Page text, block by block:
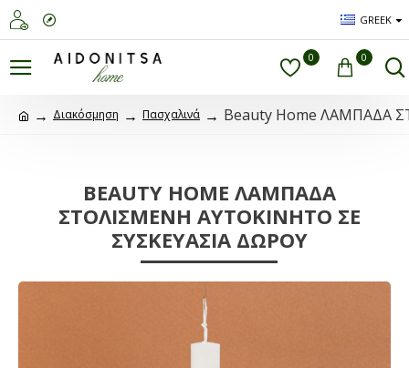
GREEK
0 0
Διακόσμηση Πασχαλινά Beauty Home ΛΑΜΠΑΔΑ
BEAUTY HOME ΛΑΜΠΑΔΑ
ΣΤΟΛΙΣΜΕNH ΑΥΤΟΚΙΝΗΤΟ ΣΕ
ΣΥΣΚΕΥΑΣΙΑ ΔΩΡΟΥ